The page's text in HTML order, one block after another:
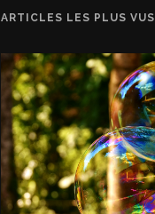
ARTICLES LES PLUS VUS